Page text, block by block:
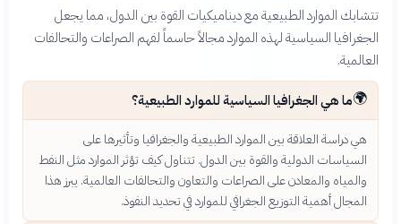
تتشابك الموارد الطبيعية مع ديناميكيات القوة بين الدول، مما يجعل
الجغرافيا السياسية لهذه الموارد مجالاً حاسماً لفهم الصراعات والتحالفات
العالمية.
🌍ما هي الجغرافيا السياسية للموارد الطبيعية؟
هي دراسة العلاقة بين الموارد الطبيعية والجغرافيا وتأثيرها على
السياسات الدولية والقوة بين الدول. تتناول كيف تؤثر الموارد مثل النفط
والمياه والمعادن على الصراعات والتعاون والتحالفات العالمية. يبرز هذا
المجال أهمية التوزيع الجغرافي للموارد في تحديد النفوذ.